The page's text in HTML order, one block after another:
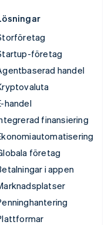
företag
handel
handel
finansiering
företag
i appen